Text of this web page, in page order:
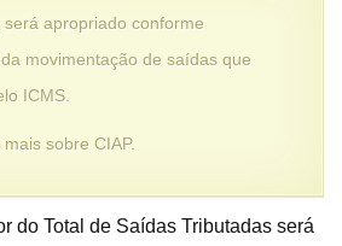
apropriado conforme
movimentação de saídas que
ICMS.
sobre CIAP.
do Total de Saídas Tributadas será